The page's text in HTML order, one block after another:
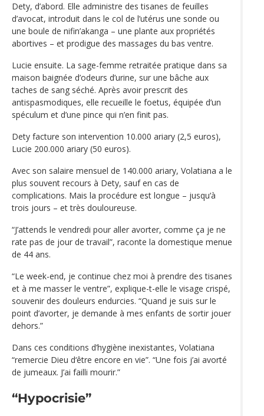
Dety, d’abord. Elle administre des tisanes de feuilles
d’avocat, introduit dans le col de l’utérus une sonde ou
une boule de nifin’akanga – une plante aux propriétés
abortives – et prodigue des massages du bas ventre.
Lucie ensuite. La sage-femme retraitée pratique dans sa
maison baignée d’odeurs d’urine, sur une bâche aux
taches de sang séché. Après avoir prescrit des
antispasmodiques, elle recueille le foetus, équipée d’un
spéculum et d’une pince qui n’en finit pas.
Dety facture son intervention 10.000 ariary (2,5 euros),
Lucie 200.000 ariary (50 euros).
Avec son salaire mensuel de 140.000 ariary, Volatiana a le
plus souvent recours à Dety, sauf en cas de
complications. Mais la procédure est longue – jusqu‘à
trois jours – et très douloureuse.
“J’attends le vendredi pour aller avorter, comme ça je ne
rate pas de jour de travail”, raconte la domestique menue
de 44 ans.
“Le week-end, je continue chez moi à prendre des tisanes
et à me masser le ventre”, explique-t-elle le visage crispé,
souvenir des douleurs endurcies. “Quand je suis sur le
point d’avorter, je demande à mes enfants de sortir jouer
dehors.”
Dans ces conditions d’hygiène inexistantes, Volatiana
“remercie Dieu d‘être encore en vie”. “Une fois j’ai avorté
de jumeaux. J’ai failli mourir.”
“Hypocrisie”